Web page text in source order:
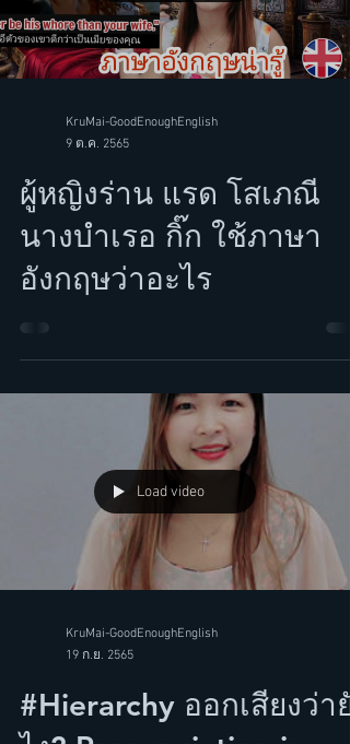
Load video
KruMai-GoodEnoughEnglish
9 ต.ค. 2565
ผู้หญิงร่าน แรด โสเภณี
อังกฤษว่าอะไร
Load video
KruMai-GoodEnoughEnglish
19 ก.ย. 2565